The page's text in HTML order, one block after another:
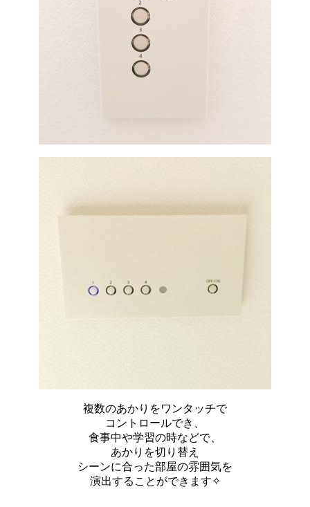
複数のあかりをワンタッチで
コントロールでき、
食事中や学習の時などで、
あかりを切り替え
シーンに合った部屋の雰囲気を
演出することができます✧